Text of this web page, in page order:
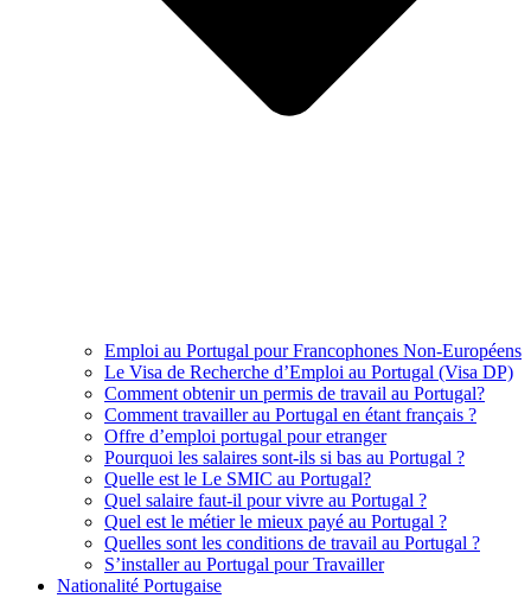
Emploi au Portugal pour Francophones Non-Européens
Le Visa de Recherche d’Emploi au Portugal (Visa DP)
Comment obtenir un permis de travail au Portugal?
Comment travailler au Portugal en étant français ?
Offre d’emploi portugal pour etranger
Pourquoi les salaires sont-ils si bas au Portugal ?
Quelle est le Le SMIC au Portugal?
Quel salaire faut-il pour vivre au Portugal ?
Quel est le métier le mieux payé au Portugal ?
Quelles sont les conditions de travail au Portugal ?
S’installer au Portugal pour Travailler
Nationalité Portugaise